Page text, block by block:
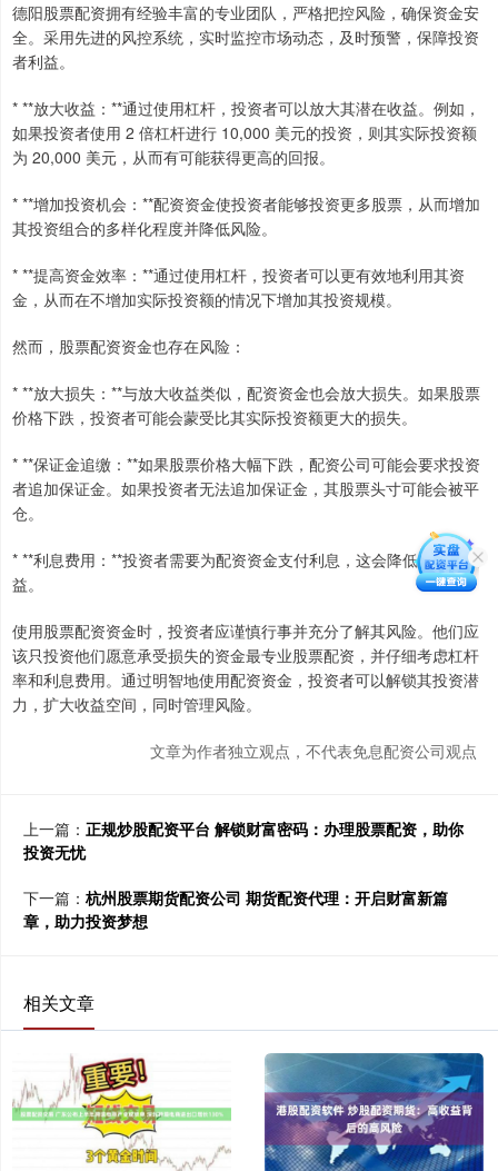
德阳股票配资拥有经验丰富的专业团队，严格把控风险，确保资金安
全。采用先进的风控系统，实时监控市场动态，及时预警，保障投资
者利益。
* **放大收益：**通过使用杠杆，投资者可以放大其潜在收益。例如，
如果投资者使用 2 倍杠杆进行 10,000 美元的投资，则其实际投资额
为 20,000 美元，从而有可能获得更高的回报。
* **增加投资机会：**配资资金使投资者能够投资更多股票，从而增加
其投资组合的多样化程度并降低风险。
* **提高资金效率：**通过使用杠杆，投资者可以更有效地利用其资
金，从而在不增加实际投资额的情况下增加其投资规模。
然而，股票配资资金也存在风险：
* **放大损失：**与放大收益类似，配资资金也会放大损失。如果股票
价格下跌，投资者可能会蒙受比其实际投资额更大的损失。
* **保证金追缴：**如果股票价格大幅下跌，配资公司可能会要求投资
者追加保证金。如果投资者无法追加保证金，其股票头寸可能会被平
仓。
* **利息费用：**投资者需要为配资资金支付利息，这会降低其潜在收
益。
使用股票配资资金时，投资者应谨慎行事并充分了解其风险。他们应
该只投资他们愿意承受损失的资金最专业股票配资，并仔细考虑杠杆
率和利息费用。通过明智地使用配资资金，投资者可以解锁其投资潜
力，扩大收益空间，同时管理风险。
文章为作者独立观点，不代表免息配资公司观点
上一篇： 正规炒股配资平台 解锁财富密码：办理股票配资，助你
投资无忧
下一篇： 杭州股票期货配资公司 期货配资代理：开启财富新篇
章，助力投资梦想
相关文章